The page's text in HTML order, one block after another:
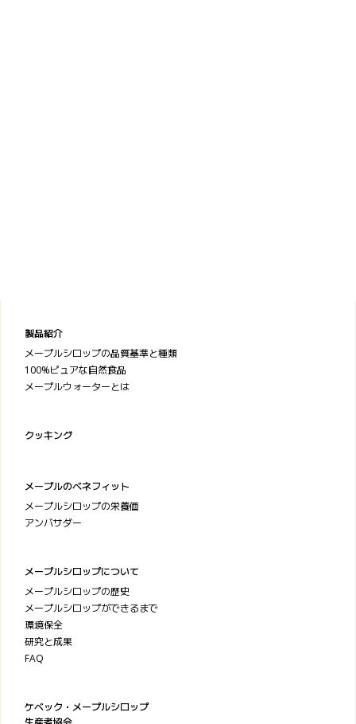
製品紹介
メープルシロップの品質基準と種類
100%ピュアな自然食品
メープルウォーターとは
クッキング
メープルのベネフィット
メープルシロップの栄養価
アンバサダー
メープルシロップについて
メープルシロップの歴史
メープルシロップができるまで
環境保全
研究と成果
FAQ
ケベック・メープルシロップ
生産者協会